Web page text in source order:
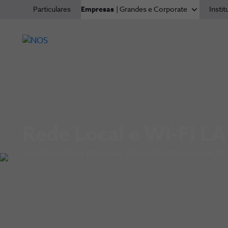
Particulares Empresas | Grandes e Corporate